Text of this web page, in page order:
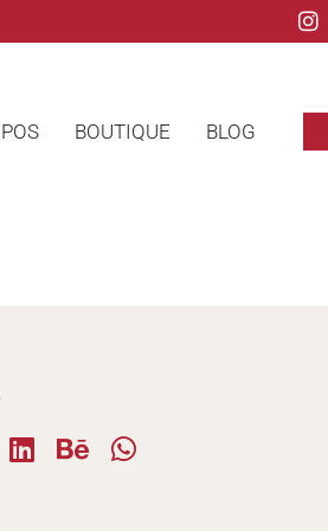
BOUTIQUE BLOG